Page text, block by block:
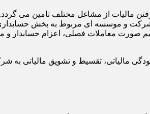
مالیات از مشاغل مختلف تامین می
و موسسه ای مربوط به بخش حسابداری
معاملات فصلی، اعزام حسابدار و
مالیاتی، تقسیط و تشویق مالیاتی به